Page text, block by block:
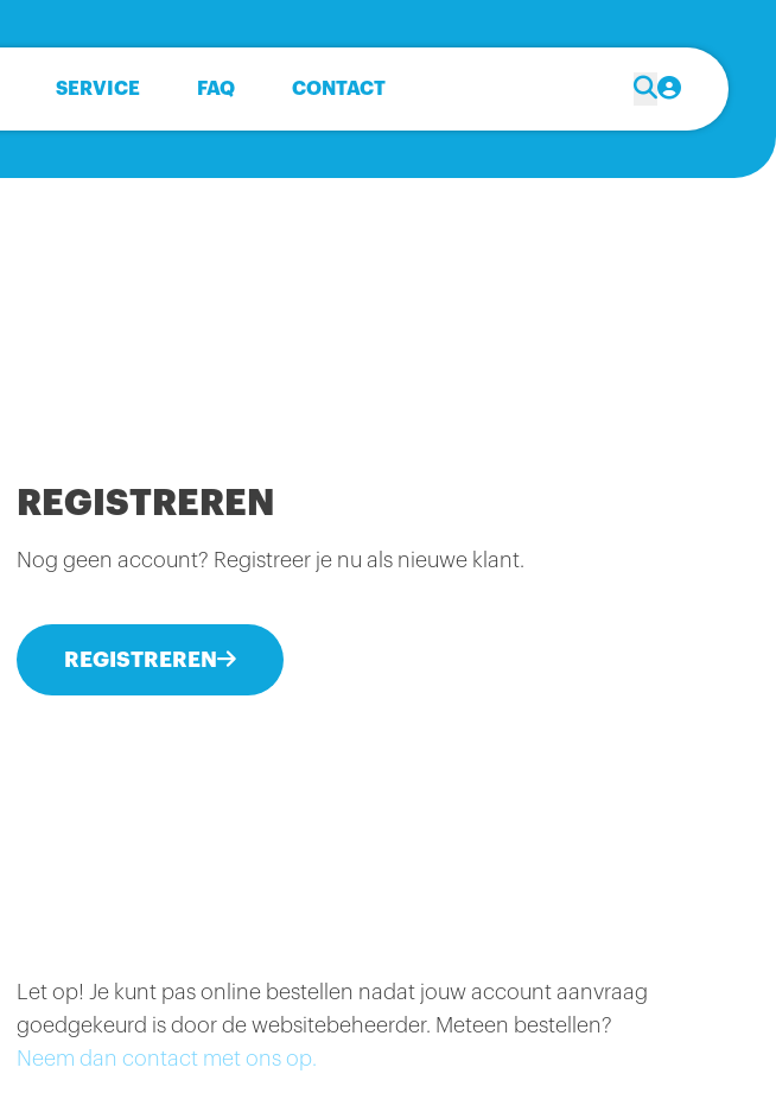
SERVICE FAQ CONTACT
REGISTREREN
Nog geen account? Registreer je nu als nieuwe klant.
REGISTREREN
Let op! Je kunt pas online bestellen nadat jouw account aanvraag
goedgekeurd is door de websitebeheerder. Meteen bestellen?
Neem dan contact met ons op.